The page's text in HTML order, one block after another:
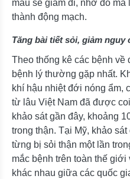
máu sẽ giảm đi, nhờ đó
thành động mạch.
Tăng bài tiết sỏi, giảm nguy
Theo thống kê các bệnh
bệnh lý thường gặp nhất.
khí hậu nhiệt đới nóng ẩm,
từ lâu Việt Nam đã được
khảo sát gần đây, khoảng
trong thận. Tại Mỹ, khảo
từng bị sỏi thận một lần
mắc bệnh trên toàn thế
khác nhau giữa các quốc